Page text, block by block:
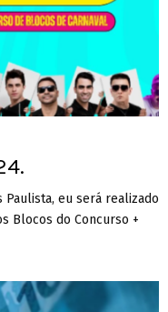
Paulista, eu será realizado
Blocos do Concurso +